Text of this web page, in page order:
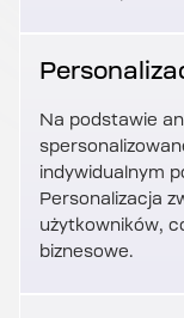
Na podstawie
indywidualnym
Personalizacja
użytkowników,
biznesowe.